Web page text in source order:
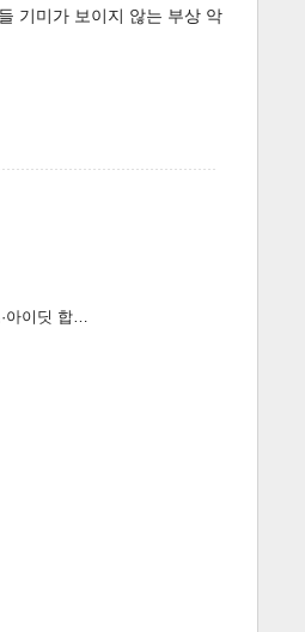
기미가 보이지 않는 부상 악
아이딧 합…